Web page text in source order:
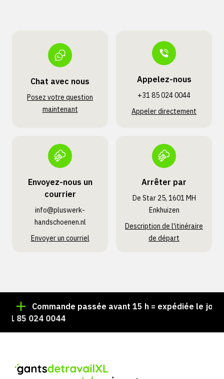
Chat avec nous
Posez votre question
maintenant
Appelez-nous
+31 85 024 0044
Appeler directement
Envoyez-nous un
courrier
info@pluswerk­
handschoenen.nl
Envoyer un courriel
Arrêter par
De Star 25, 1601 MH
Enkhuizen
Description de l'itinéraire
de départ
Commande passée avant 15 h = expédiée le jour
024 0044